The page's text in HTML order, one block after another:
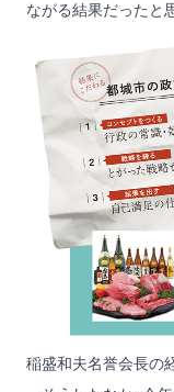
ながる結果だったと
稲盛和夫名誉会長の